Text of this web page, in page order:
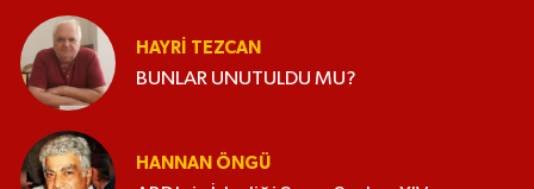
HAYRI TEZCAN
BUNLAR UNUTULDU MU?
HANNAN ÖNGÜ